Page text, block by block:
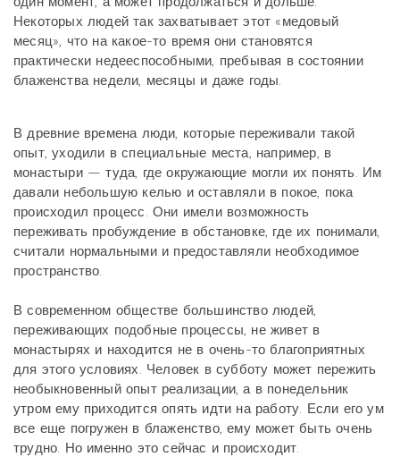
Некоторых людей так захватывает этот «медовый
месяц», что на какое-то время они становятся
практически недееспособными, пребывая в состоянии
блаженства недели, месяцы и даже годы.
В древние времена люди, которые переживали такой
опыт, уходили в специальные места, например, в
монастыри — туда, где окружающие могли их понять. Им
давали небольшую келью и оставляли в покое, пока
происходил процесс. Они имели возможность
переживать пробуждение в обстановке, где их понимали,
считали нормальными и предоставляли необходимое
пространство.
В современном обществе большинство людей,
переживающих подобные процессы, не живет в
монастырях и находится не в очень-то благоприятных
для этого условиях. Человек в субботу может пережить
необыкновенный опыт реализации, а в понедельник
утром ему приходится опять идти на работу. Если его ум
все еще погружен в блаженство, ему может быть очень
трудно. Но именно это сейчас и происходит.